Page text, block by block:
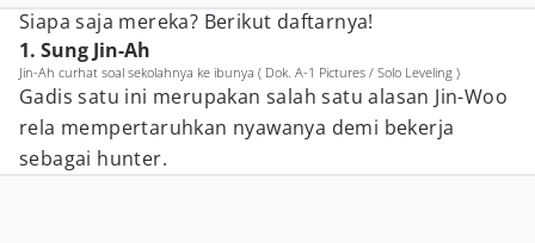
Siapa saja mereka? Berikut daftarnya!
1. Sung Jin-Ah
Jin-Ah curhat soal sekolahnya ke ibunya ( Dok. A-1 Pictures / Solo Leveling )
Gadis satu ini merupakan salah satu alasan Jin-Woo
rela mempertaruhkan nyawanya demi bekerja
sebagai hunter.